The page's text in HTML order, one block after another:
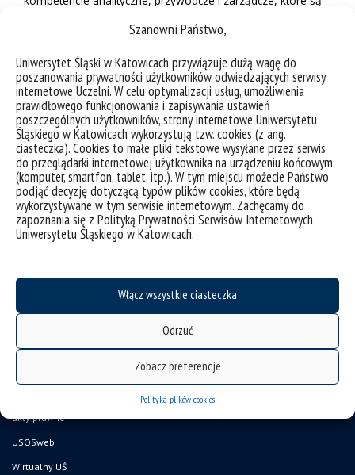
Szanowni Państwo,
Uniwersytet Śląski w Katowicach przywiązuje dużą wagę do
poszanowania prywatności użytkowników odwiedzających serwisy
internetowe Uczelni. W celu optymalizacji usług, umożliwienia
prawidłowego funkcjonowania i zapisywania ustawień
poszczególnych użytkowników, strony internetowe Uniwersytetu
Śląskiego w Katowicach wykorzystują tzw. cookies (z ang.
ciasteczka). Cookies to małe pliki tekstowe wysyłane przez serwis
do przeglądarki internetowej użytkownika na urządzeniu końcowym
(komputer, smartfon, tablet, itp.). W tym miejscu możecie Państwo
podjąć decyzję dotyczącą typów plików cookies, które będą
wykorzystywane w tym serwisie internetowym. Zachęcamy do
zapoznania się z Polityką Prywatności Serwisów Internetowych
Uniwersytetu Śląskiego w Katowicach.
Włącz wszystkie ciasteczka
Odrzuć
Zobacz preferencje
Polityka plików cookies
roku.Kod QR do formularza aplikacyjnego oraz
szczegółowe informacje znajdują się w załączonej
ulotce promującej KSAP.
deklaracja dostępności
akty prawne
USOSweb
Wirtualny UŚ